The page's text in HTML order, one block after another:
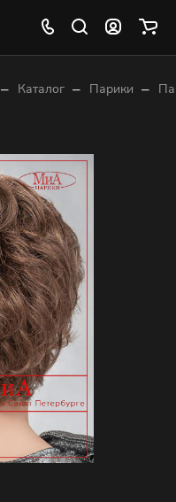
– Каталог – Парики –